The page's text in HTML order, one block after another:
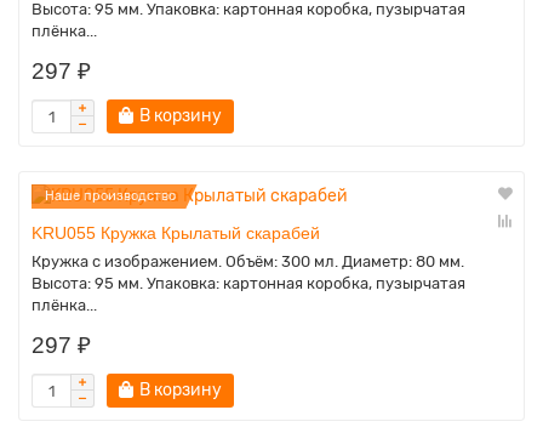
Высота: 95 мм. Упаковка: картонная коробка, пузырчатая
плёнка...
297 ₽
В корзину
Наше производство
KRU055 Кружка Крылатый скарабей
Кружка с изображением. Объём: 300 мл. Диаметр: 80 мм.
Высота: 95 мм. Упаковка: картонная коробка, пузырчатая
плёнка...
297 ₽
В корзину